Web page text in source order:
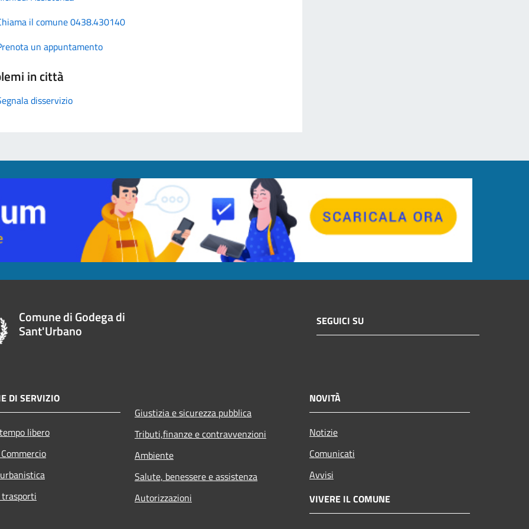
il comune 0438.430140
un appuntamento
in città
disservizio
Comune di Godega di
Sant'Urbano
SEGUICI SU
DI SERVIZIO
libero
Giustizia e sicurezza pubblica
Tributi,finanze e contravvenzioni
Ambiente
Salute, benessere e assistenza
Autorizzazioni
NOVITÀ
Notizie
Comunicati
Avvisi
VIVERE IL COMUNE